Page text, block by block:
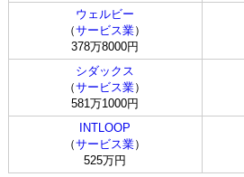
ウェルビー
（サービス業）
378万8000円
シダックス
（サービス業）
581万1000円
INTLOOP
（サービス業）
525万円